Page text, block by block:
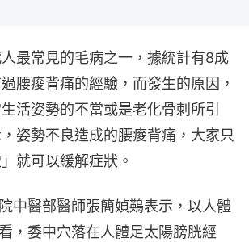
最常見的毛病之一，據統計有8成
腰痠背痛的經驗，而發生的原因，
活姿勢的不當或是老化骨刺所引
姿勢不良造成的腰痠背痛，大家只
就可以緩解症狀。
中醫部醫師張簡媜鶧表示，以人體
，委中穴落在人體足太陽膀胱經